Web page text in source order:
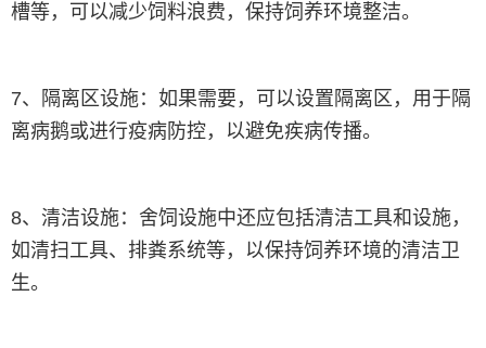
槽等，可以减少饲料浪费，保持饲养环境整洁。
7、隔离区设施：如果需要，可以设置隔离区，用于隔
离病鹅或进行疫病防控，以避免疾病传播。
8、清洁设施：舍饲设施中还应包括清洁工具和设施，
如清扫工具、排粪系统等，以保持饲养环境的清洁卫
生。